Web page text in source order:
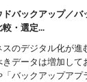
ドバックアップ／バ
較・選定...
スのデジタル化が
きデータは増加して
「バックアップアプ